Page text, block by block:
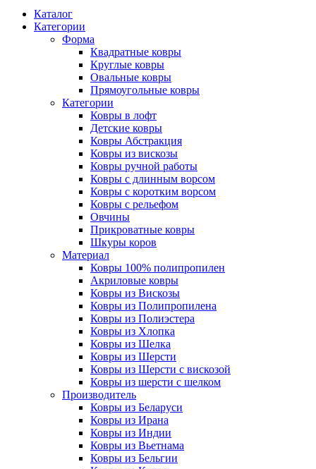
Каталог
Категории
Форма
Квадратные ковры
Круглые ковры
Овальные ковры
Прямоугольные ковры
Категории
Ковры в лофт
Детские ковры
Ковры Абстракция
Ковры из вискозы
Ковры ручной работы
Ковры с длинным ворсом
Ковры с коротким ворсом
Ковры с рельефом
Овчины
Прикроватные ковры
Шкуры коров
Материал
Ковры 100% полипропилен
Акриловые ковры
Ковры из Вискозы
Ковры из Полипропилена
Ковры из Полиэстера
Ковры из Хлопка
Ковры из Шелка
Ковры из Шерсти
Ковры из Шерсти с вискозой
Ковры из шерсти с шелком
Производитель
Ковры из Беларуси
Ковры из Ирана
Ковры из Индии
Ковры из Вьетнама
Ковры из Бельгии